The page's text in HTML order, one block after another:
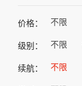
价格： 不限
级别： 不限
续航： 不限